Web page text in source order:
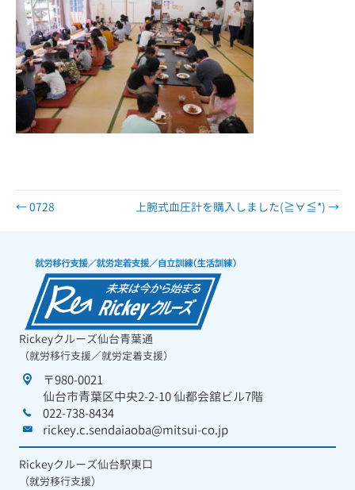
← 0728 上腕式血圧計を購入しました(≧∀≦*) →
Rickeyクルーズ仙台青葉通
（就労移行支援／就労定着支援）
〒980-0021
仙台市青葉区中央2-2-10 仙都会舘ビル7階
022-738-8434
rickey.c.sendaiaoba@mitsui-co.jp
Rickeyクルーズ仙台駅東口
（就労移行支援）